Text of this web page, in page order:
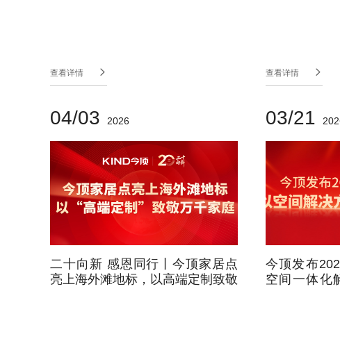
查看详情  查看详情 
04/03 2026
二十向新 感恩同行丨今顶家居点
亮上海外滩地标，以高端定制致敬
03/21
今顶发布
空间一体化